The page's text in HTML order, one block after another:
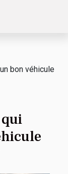
bon véhicule